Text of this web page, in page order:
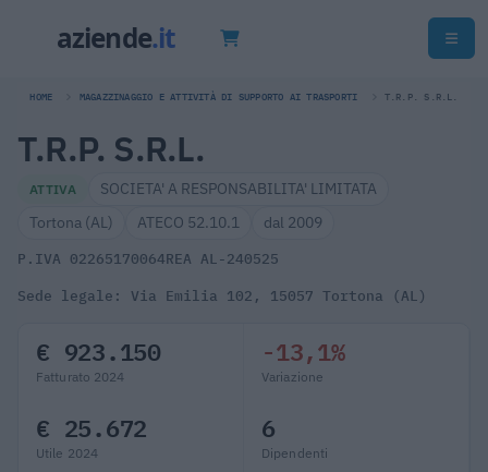
HOME MAGAZZINAGGIO E ATTIVITÀ DI SUPPORTO AI TRASPORTI T.R.P. S.R.L.
T.R.P. S.R.L.
ATTIVA
SOCIETA' A RESPONSABILITA' LIMITATA
Tortona (AL)
ATECO 52.10.1 dal 2009
P.IVA 02265170064REA AL-240525
Sede legale: Via Emilia 102, 15057 Tortona (AL)
€ 923.150
Fatturato 2024
-13,1%
Variazione
€ 25.672
Utile 2024
6
Dipendenti